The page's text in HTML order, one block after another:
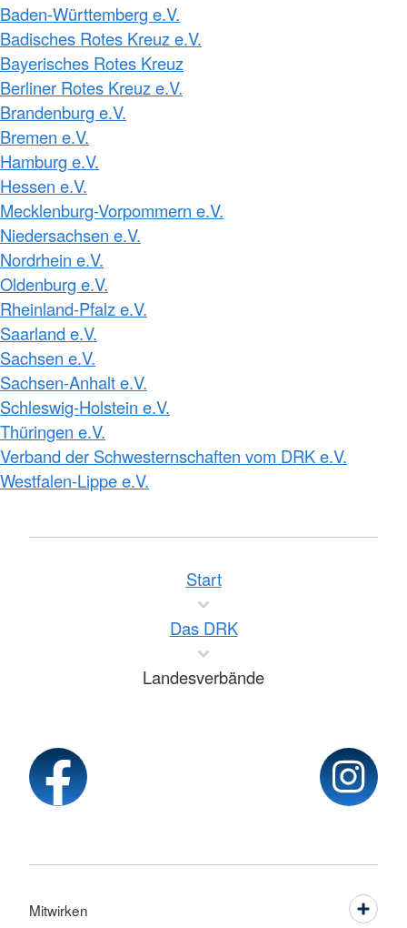
Baden-Württemberg e.V.
Badisches Rotes Kreuz e.V.
Bayerisches Rotes Kreuz
Berliner Rotes Kreuz e.V.
Brandenburg e.V.
Bremen e.V.
Hamburg e.V.
Hessen e.V.
Mecklenburg-Vorpommern e.V.
Niedersachsen e.V.
Nordrhein e.V.
Oldenburg e.V.
Rheinland-Pfalz e.V.
Saarland e.V.
Sachsen e.V.
Sachsen-Anhalt e.V.
Schleswig-Holstein e.V.
Thüringen e.V.
Verband der Schwesternschaften vom DRK e.V.
Westfalen-Lippe e.V.
Start
Das DRK
Landesverbände
Mitwirken